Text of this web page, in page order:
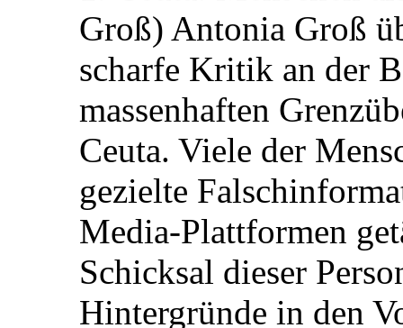
Groß) Antonia Groß
scharfe Kritik an der
massenhaften
Ceuta. Viele der
gezielte
Media-Plattformen
Schicksal dieser
Hintergründe in den